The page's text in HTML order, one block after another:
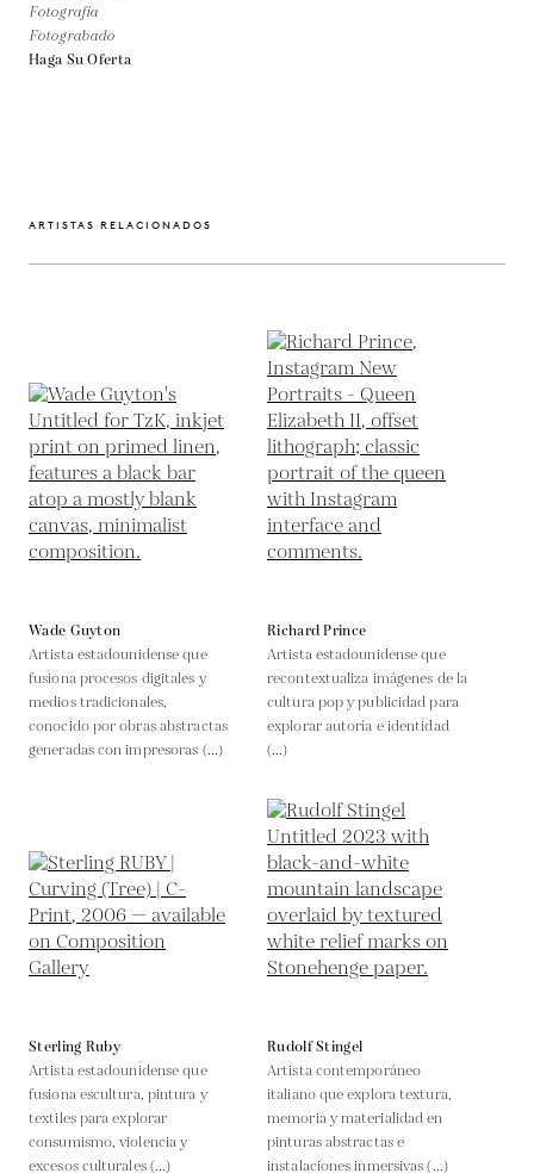
Fotografía
Fotograbado
Haga Su Oferta
ARTISTAS RELACIONADOS
Wade Guyton
Artista estadounidense que
fusiona procesos digitales y
medios tradicionales,
conocido por obras abstractas
generadas con impresoras (...)
Richard Prince
Artista estadounidense que
recontextualiza imágenes de la
cultura pop y publicidad para
explorar autoría e identidad
(...)
Sterling Ruby
Artista estadounidense que
fusiona escultura, pintura y
textiles para explorar
consumismo, violencia y
excesos culturales (...)
Rudolf Stingel
Artista contemporáneo
italiano que explora textura,
memoria y materialidad en
pinturas abstractas e
instalaciones inmersivas (...)